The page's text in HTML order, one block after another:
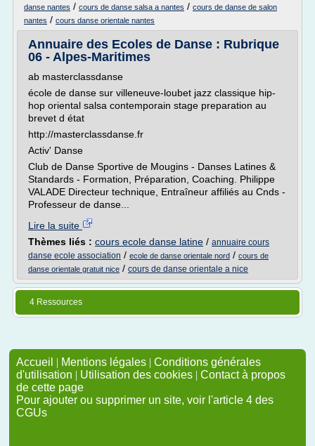
danse nantes / cours de danse salsa a nantes / cours de danse de salon
nantes / cours danse orientale nantes
Annuaire des Ecoles de Danse : Rubrique
06 - Alpes-Maritimes
ab masterclassdanse
école de danse sur villeneuve-loubet jazz classique hip-
hop oriental salsa contemporain stage preparation au
brevet d état
http://masterclassdanse.fr
Activ' Danse
Club de Danse Sportive de Mougins - Danses Latines &
Standards - Formation, Préparation, Coaching. Philippe
VALADE Directeur technique, Entraîneur affiliés au Cnds -
Professeur de danse...
Lire la suite
Thèmes liés : cours ecole danse latine / annuaire cours
danse ecole association / ecole de danse orientale nord / cours de
danse orientale gratuit nice / cours de danse orientale a nice
4 Ressources
Accueil | Mentions légales | Conditions générales
d'utilisation | Utilisation des cookies | Contact à propos
de cette page
Pour ajouter ou supprimer un site, voir l'article 4 des
CGUs